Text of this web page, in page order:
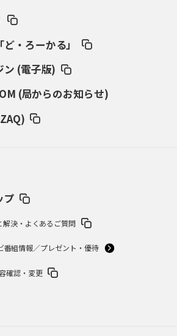
・ろーかる」
ン (電子版)
(局からのお知らせ)
プ
解決・よくあるご質問
番組情報／プレゼント・優待
確認・変更